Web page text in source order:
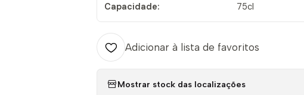
Capacidade: 75cl
Adicionar à lista de favoritos
Mostrar stock das localizações